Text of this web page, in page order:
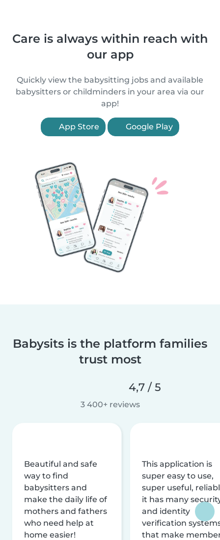
Care is always within reach with
our app
Quickly view the babysitting jobs and available
babysitters or childminders in your area via our
app!
App Store Google Play
Babysits is the platform families
trust most
4,7 / 5
3 400+ reviews
Beautiful and safe
way to find
babysitters and
make the daily life of
mothers and fathers
who need help at
home easier!
This application is
super easy to use,
super useful,
it has many
and identity
verification
that make